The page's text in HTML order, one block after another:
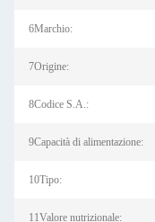
6Marchio:
7Origine:
8Codice S.A.:
9Capacità di alimentazione:
10Tipo:
11Valore nutrizionale: